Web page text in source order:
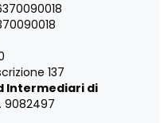
137
Intermediari di
9082497